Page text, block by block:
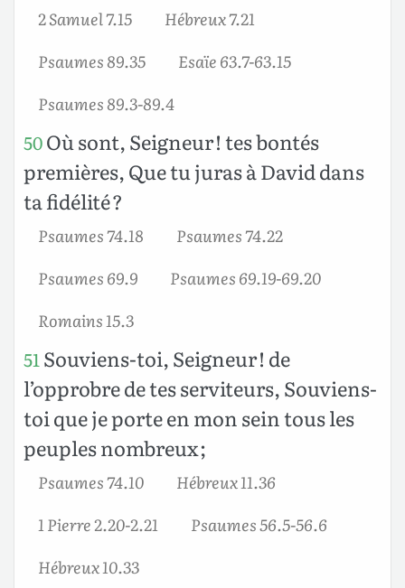
2 Samuel 7.15
Hébreux 7.21
Psaumes 89.35
Esaïe 63.7-63.15
Psaumes 89.3-89.4
50Où sont, Seigneur ! tes bontés
premières, Que tu juras à David dans
ta fidélité ?
Psaumes 74.18
Psaumes 74.22
Psaumes 69.9
Psaumes 69.19-69.20
Romains 15.3
51 Souviens-toi, Seigneur ! de
l’opprobre de tes serviteurs, Souviens-
toi que je porte en mon sein tous les
peuples nombreux ;
Psaumes 74.10
Hébreux 11.36
1 Pierre 2.20-2.21
Psaumes 56.5-56.6
Hébreux 10.33